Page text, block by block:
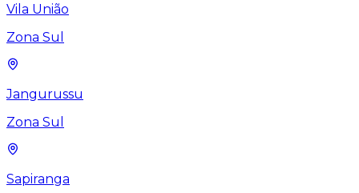
Vila União
Zona Sul
Jangurussu
Zona Sul
Sapiranga